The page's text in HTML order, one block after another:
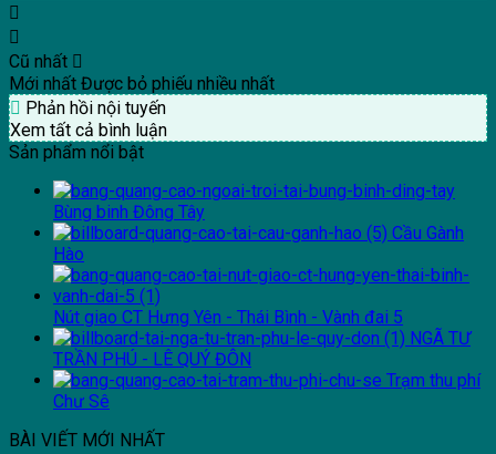
Cũ nhất
Mới nhất Được bỏ phiếu nhiều nhất
Phản hồi nội tuyến
Xem tất cả bình luận
Sản phẩm nổi bật
Bùng binh Đông Tây
Cầu Gành
Hào
Nút giao CT Hưng Yên - Thái Bình - Vành đai 5
NGÃ TƯ
TRẦN PHÚ - LÊ QUÝ ĐÔN
Trạm thu phí
Chư Sê
BÀI VIẾT MỚI NHẤT